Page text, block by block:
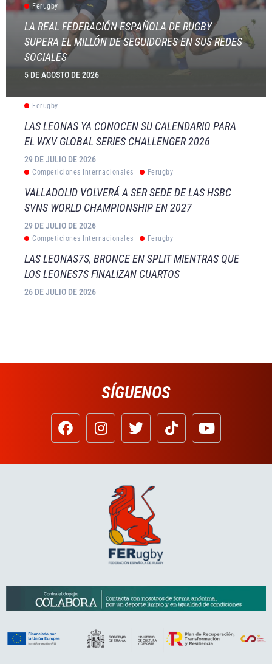
Ferugby
LA REAL FEDERACIÓN ESPAÑOLA DE RUGBY
SUPERA EL MILLÓN DE SEGUIDORES EN SUS REDES
SOCIALES
5 DE AGOSTO DE 2026
Ferugby
LAS LEONAS YA CONOCEN SU CALENDARIO PARA
EL WXV GLOBAL SERIES CHALLENGER 2026
29 DE JULIO DE 2026
Competiciones Internacionales Ferugby
VALLADOLID VOLVERÁ A SER SEDE DE LAS HSBC
SVNS WORLD CHAMPIONSHIP EN 2027
29 DE JULIO DE 2026
Competiciones Internacionales Ferugby
LAS LEONAS7S, BRONCE EN SPLIT MIENTRAS QUE
LOS LEONES7S FINALIZAN CUARTOS
26 DE JULIO DE 2026
SÍGUENOS